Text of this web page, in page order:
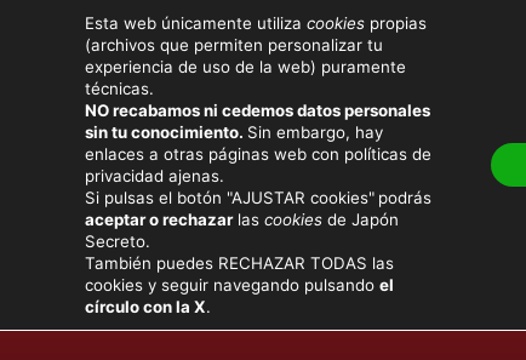
LUGARES
Esta web únicamente utiliza cookies propias
(archivos que permiten personalizar tu
experiencia de uso de la web) puramente
técnicas.
NO recabamos ni cedemos datos personales
sin tu conocimiento. Sin embargo, hay
enlaces a otras páginas web con políticas de
privacidad ajenas.
Si pulsas el botón "AJUSTAR cookies" podrás
aceptar o rechazarlas cookies de Japón
Secreto.
También puedes RECHAZAR TODAS las
cookies y seguir navegando pulsando el
círculo con la X.